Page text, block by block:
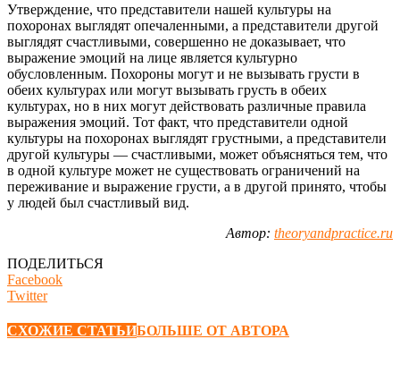
Утверждение, что представители нашей культуры на
похоронах выглядят опечаленными, а представители другой
выглядят счастливыми, совершенно не доказывает, что
выражение эмоций на лице является культурно
обусловленным. Похороны могут и не вызывать грусти в
обеих культурах или могут вызывать грусть в обеих
культурах, но в них могут действовать различные правила
выражения эмоций. Тот факт, что представители одной
культуры на похоронах выглядят грустными, а представители
другой культуры — счастливыми, может объясняться тем, что
в одной культуре может не существовать ограничений на
переживание и выражение грусти, а в другой принято, чтобы
у людей был счастливый вид.
Автор: theoryandpractice.ru
ПОДЕЛИТЬСЯ
Facebook
Twitter
СХОЖИЕ СТАТЬИБОЛЬШЕ ОТ АВТОРА